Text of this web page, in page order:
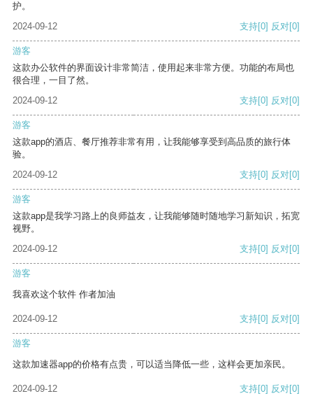
护。
2024-09-12
支持[0] 反对[0]
游客
这款办公软件的界面设计非常简洁，使用起来非常方便。功能的布局也
很合理，一目了然。
2024-09-12
支持[0] 反对[0]
游客
这款app的酒店、餐厅推荐非常有用，让我能够享受到高品质的旅行体
验。
2024-09-12
支持[0] 反对[0]
游客
这款app是我学习路上的良师益友，让我能够随时随地学习新知识，拓宽
视野。
2024-09-12
支持[0] 反对[0]
游客
我喜欢这个软件 作者加油
2024-09-12 支持[0] 反对[0]
游客
这款加速器app的价格有点贵，可以适当降低一些，这样会更加亲民。
2024-09-12 支持[0] 反对[0]